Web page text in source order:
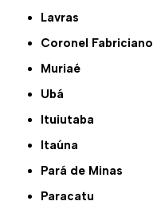
Lavras
Coronel Fabriciano
Muriaé
Ubá
Ituiutaba
Itaúna
Pará de Minas
Paracatu